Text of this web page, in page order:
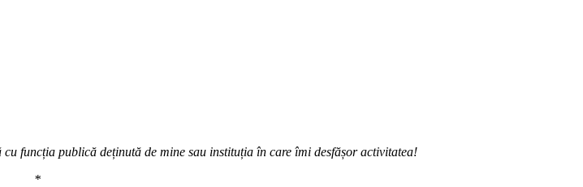
funcția publică deținută de mine sau instituția în care îmi desfășor activitatea!
*